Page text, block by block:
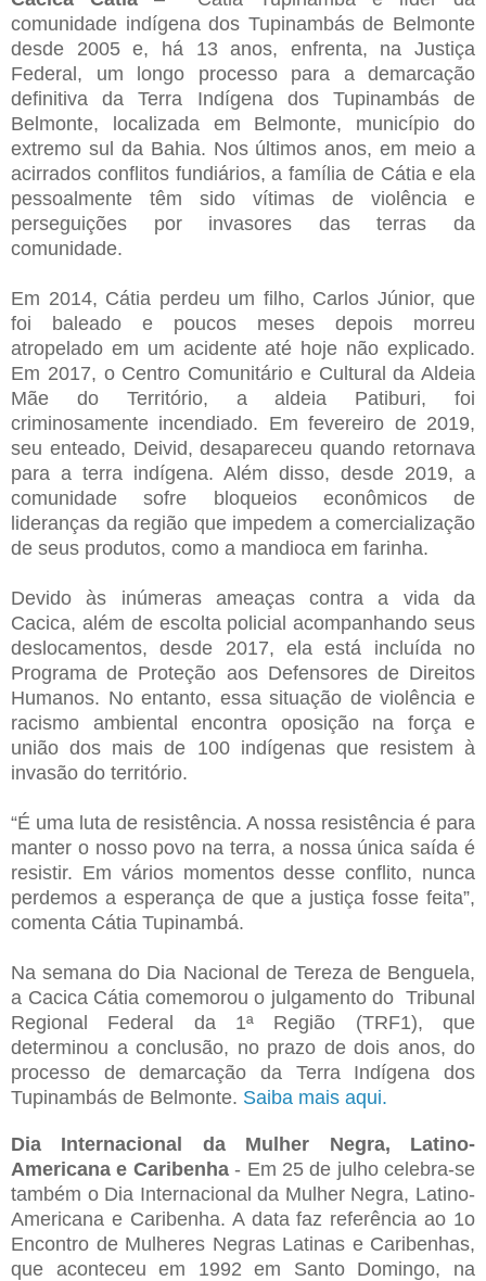
comunidade indígena dos Tupinambás de Belmonte
desde 2005 e, há 13 anos, enfrenta, na Justiça
Federal, um longo processo para a demarcação
definitiva da Terra Indígena dos Tupinambás de
Belmonte, localizada em Belmonte, município do
extremo sul da Bahia. Nos últimos anos, em meio a
acirrados conflitos fundiários, a família de Cátia e ela
pessoalmente têm sido vítimas de violência e
perseguições por invasores das terras da
comunidade.
Em 2014, Cátia perdeu um filho, Carlos Júnior, que
foi baleado e poucos meses depois morreu
atropelado em um acidente até hoje não explicado.
Em 2017, o Centro Comunitário e Cultural da Aldeia
Mãe do Território, a aldeia Patiburi, foi
criminosamente incendiado. Em fevereiro de 2019,
seu enteado, Deivid, desapareceu quando retornava
para a terra indígena. Além disso, desde 2019, a
comunidade sofre bloqueios econômicos de
lideranças da região que impedem a comercialização
de seus produtos, como a mandioca em farinha.
Devido às inúmeras ameaças contra a vida da
Cacica, além de escolta policial acompanhando seus
deslocamentos, desde 2017, ela está incluída no
Programa de Proteção aos Defensores de Direitos
Humanos. No entanto, essa situação de violência e
racismo ambiental encontra oposição na força e
união dos mais de 100 indígenas que resistem à
invasão do território.
“É uma luta de resistência. A nossa resistência é para
manter o nosso povo na terra, a nossa única saída é
resistir. Em vários momentos desse conflito, nunca
perdemos a esperança de que a justiça fosse feita”,
comenta Cátia Tupinambá.
Na semana do Dia Nacional de Tereza de Benguela,
a Cacica Cátia comemorou o julgamento do Tribunal
Regional Federal da 1ª Região (TRF1), que
determinou a conclusão, no prazo de dois anos, do
processo de demarcação da Terra Indígena dos
Tupinambás de Belmonte. Saiba mais aqui.
Dia Internacional da Mulher Negra, Latino-
Americana e Caribenha - Em 25 de julho celebra-se
também o Dia Internacional da Mulher Negra, Latino-
Americana e Caribenha. A data faz referência ao 1o
Encontro de Mulheres Negras Latinas e Caribenhas,
que aconteceu em 1992 em Santo Domingo, na